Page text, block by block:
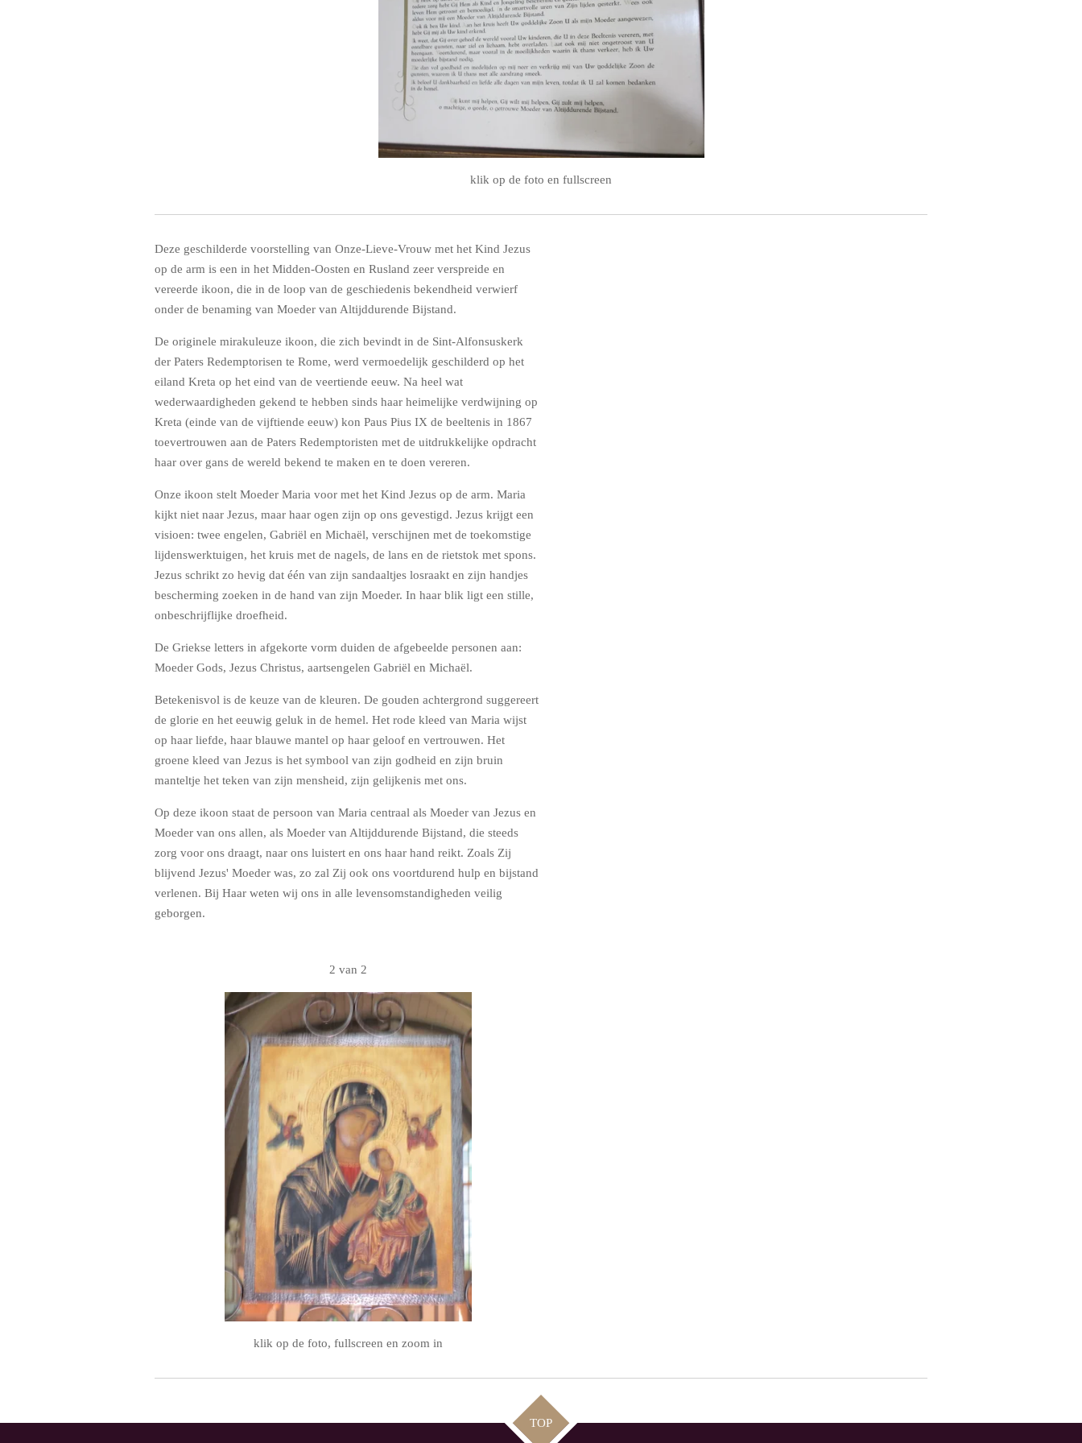
klik op de foto en fullscreen
Deze geschilderde voorstelling van Onze-Lieve-Vrouw met het Kind Jezus
op de arm is een in het Midden-Oosten en Rusland zeer verspreide en
vereerde ikoon, die in de loop van de geschiedenis bekendheid verwierf
onder de benaming van Moeder van Altijddurende Bijstand.
De originele mirakuleuze ikoon, die zich bevindt in de Sint-Alfonsuskerk
der Paters Redemptorisen te Rome, werd vermoedelijk geschilderd op het
eiland Kreta op het eind van de veertiende eeuw. Na heel wat
wederwaardigheden gekend te hebben sinds haar heimelijke verdwijning op
Kreta (einde van de vijftiende eeuw) kon Paus Pius IX de beeltenis in 1867
toevertrouwen aan de Paters Redemptoristen met de uitdrukkelijke opdracht
haar over gans de wereld bekend te maken en te doen vereren.
Onze ikoon stelt Moeder Maria voor met het Kind Jezus op de arm. Maria
kijkt niet naar Jezus, maar haar ogen zijn op ons gevestigd. Jezus krijgt een
visioen: twee engelen, Gabriël en Michaël, verschijnen met de toekomstige
lijdenswerktuigen, het kruis met de nagels, de lans en de rietstok met spons.
Jezus schrikt zo hevig dat één van zijn sandaaltjes losraakt en zijn handjes
bescherming zoeken in de hand van zijn Moeder. In haar blik ligt een stille,
onbeschrijflijke droefheid.
De Griekse letters in afgekorte vorm duiden de afgebeelde personen aan:
Moeder Gods, Jezus Christus, aartsengelen Gabriël en Michaël.
Betekenisvol is de keuze van de kleuren. De gouden achtergrond suggereert
de glorie en het eeuwig geluk in de hemel. Het rode kleed van Maria wijst
op haar liefde, haar blauwe mantel op haar geloof en vertrouwen. Het
groene kleed van Jezus is het symbool van zijn godheid en zijn bruin
manteltje het teken van zijn mensheid, zijn gelijkenis met ons.
Op deze ikoon staat de persoon van Maria centraal als Moeder van Jezus en
Moeder van ons allen, als Moeder van Altijddurende Bijstand, die steeds
zorg voor ons draagt, naar ons luistert en ons haar hand reikt. Zoals Zij
blijvend Jezus' Moeder was, zo zal Zij ook ons voortdurend hulp en bijstand
verlenen. Bij Haar weten wij ons in alle levensomstandigheden veilig
geborgen.
2 van 2
klik op de foto, fullscreen en zoom in
TOP